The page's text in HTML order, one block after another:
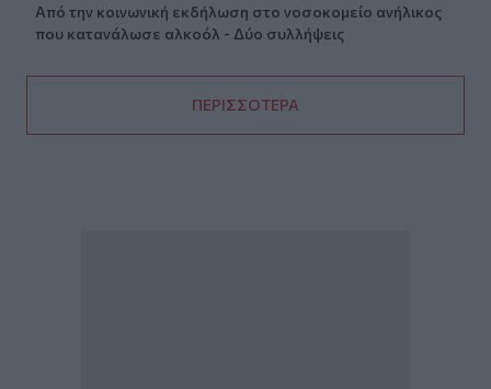
Από την κοινωνική εκδήλωση στο νοσοκομείο ανήλικος
που κατανάλωσε αλκοόλ - Δύο συλλήψεις
ΠΕΡΙΣΣΟΤΕΡΑ